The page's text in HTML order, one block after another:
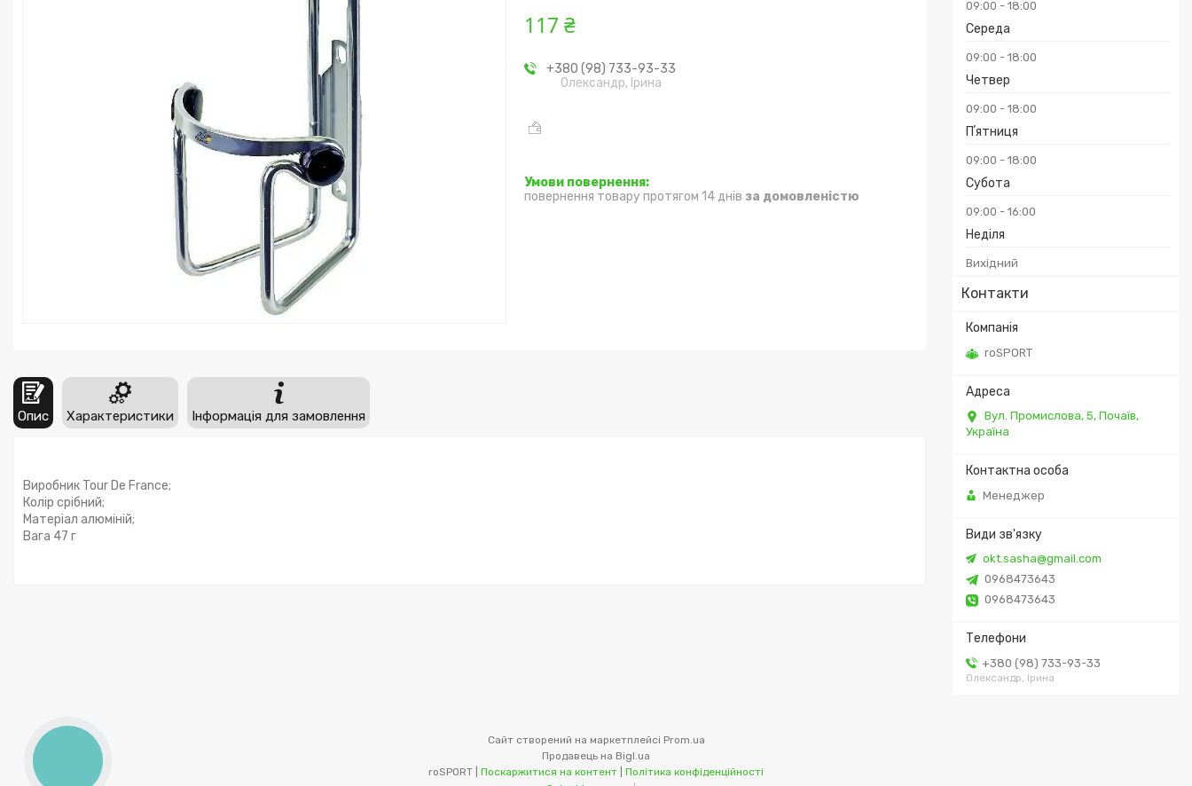
09:00 18:00
Середа
09:00 18:00
Четвер
09:00 18:00
Пʼятниця
09:00 18:00
Субота
09:00 16:00
Неділя
Вихідний
Контакти
roSPORT
Вул. Промислова, 5, Почаїв,
Україна
Менеджер
okt.sasha@gmail.com
0968473643
0968473643
+380 (98) 733-93-33
Олександр, Ірина
117 ₴
+380 (98) 733-93-33
Олександр, Ірина
повернення товару протягом 14 днів за домовленістю
Опис Характеристики Інформація для замовлення
Виробник Tour De France;
Колір срібний;
Матеріал алюміній;
Вага 47 г
Сайт створений на маркетплейсі Prom.ua
Продавець на Bigl.ua
Поскаржитися на контент
Політика конфіденційності